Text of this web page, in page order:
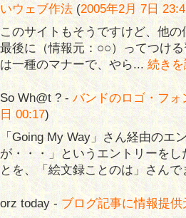
いウェブ作法(2005年2月 7日
このサイトもそうですけど、他
最後に（情報元：○○）ってつけ
は一種のマナーで、やら... 続き
So Wh@t ? - バンドのロゴ・フ
日 00:17)
「Going My Way」さん経由のエ
が・・・」というエントリーを
とを、「絵文録ことのは」さんで
orz today - ブログ記事に情報提供